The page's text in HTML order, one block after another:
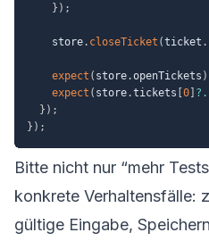
} ) ;
    store
. closeTicket (ticket .
expect ( store.openTickets )
expect ( store.tickets 0 ?.
} ) ;
} ) ;
Bitte nicht nur “mehr
konkrete Verhaltensfälle:
gültige Eingabe,